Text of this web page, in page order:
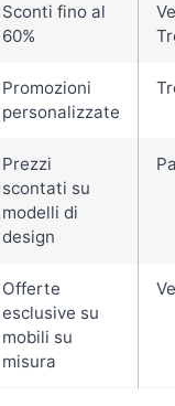
Sconti fino al
60%
Promozioni
personalizzate
Prezzi
scontati su
modelli di
design
Offerte
esclusive su
mobili su
misura